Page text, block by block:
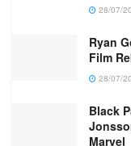
28/07/
Ryan
Film
28/07/
Black
Marvel